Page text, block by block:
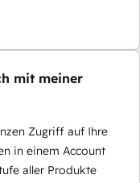
mit meiner
Zugriff auf Ihre
in einem Account
aller Produkte